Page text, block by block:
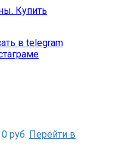
0 руб. Перейти в